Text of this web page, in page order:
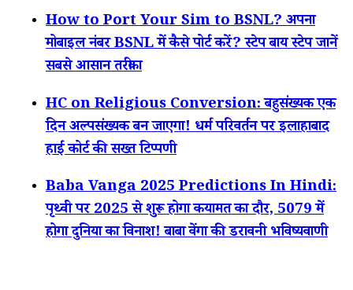
How to Port Your Sim to BSNL? अपना
मोबाइल नंबर BSNL में कैसे पोर्ट करें? स्टेप बाय स्टेप जानें
सबसे आसान तरीका
HC on Religious Conversion: बहुसंख्यक एक
दिन अल्पसंख्यक बन जाएगा! धर्म परिवर्तन पर इलाहाबाद
हाई कोर्ट की सख्त टिप्पणी
Baba Vanga 2025 Predictions In Hindi:
पृथ्वी पर 2025 से शुरू होगा कयामत का दौर, 5079 में
होगा दुनिया का विनाश! बाबा वेंगा की डरावनी भविष्यवाणी